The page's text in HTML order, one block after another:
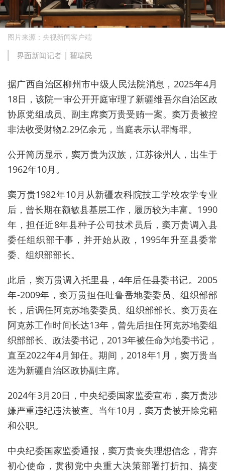
图片来源：央视新闻客户端
界面新闻记者 | 翟瑞民
据广西自治区柳州市中级人民法院消息，2025年4月
18日，该院一审公开开庭审理了新疆维吾尔自治区政
协原党组成员、副主席窦万贵受贿一案。窦万贵被控
非法收受财物2.29亿余元，当庭表示认罪悔罪。
公开简历显示，窦万贵为汉族，江苏徐州人，出生于
1962年10月。
窦万贵1982年10月从新疆农科院技工学校农学专业
后，曾长期在额敏县基层工作，履历较为丰富。1990
年，担任近8年县种子公司技术员后，窦万贵调入县
委任组织部干事，并开始从政，1995年升至县委常
委、组织部部长。
此后，窦万贵调入托里县，4年后任县委书记。2005
年-2009年，窦万贵担任吐鲁番地委委员、组织部部
长，后调任阿克苏地委委员、组织部部长。窦万贵在
阿克苏工作时间长达13年，曾先后担任阿克苏地委组
织部部长、政法委书记，2013年被任命为地委书记，
直至2022年4月卸任。期间，2018年1月，窦万贵当
选为新疆自治区政协副主席。
2024年3月20日，中央纪委国家监委宣布，窦万贵涉
嫌严重违纪违法被查。当年10月，窦万贵被开除党籍
和公职。
中央纪委国家监委通报，窦万贵丧失理想信念，背弃
初心使命，贯彻党中央重大决策部署打折扣、搞变